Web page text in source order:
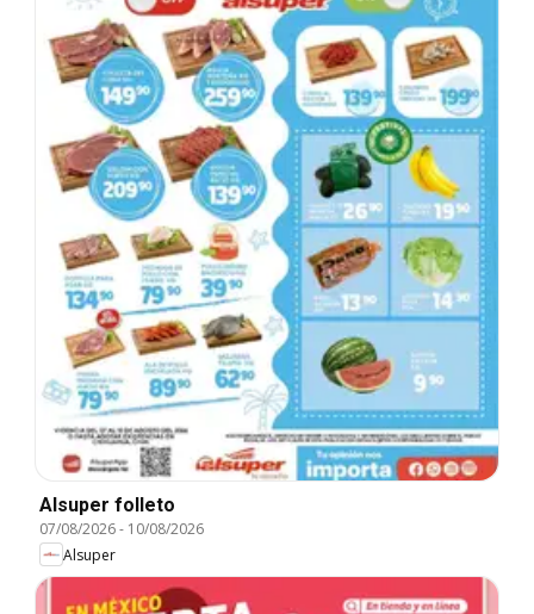
Alsuper folleto
07/08/2026- 10/08/2026
Alsuper